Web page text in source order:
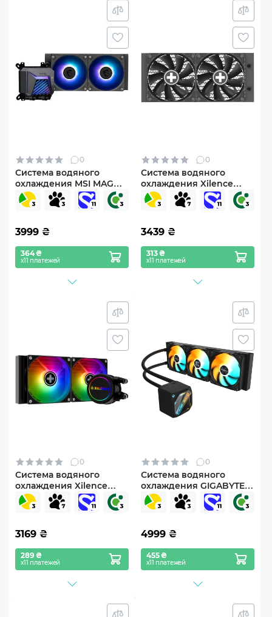
0
Система водяного
охлаждения MSI MAG
CORELIQUID A15 240
3999 ₴
364 ₴
х11 платежей
0
Система водяного
охлаждения Xilence
LiQuRizer 240 PRO
(XC982)
3439 ₴
313 ₴
х11 платежей
0
Система водяного
охлаждения Xilence
LiQuRizer 240 ARGB
(XC977)
3169 ₴
289 ₴
х11 платежей
0
Система водяного
охлаждения GIGABYTE
GAMING 360 (GP-
GIGABYTE GME 360)
4999 ₴
455 ₴
х11 платежей